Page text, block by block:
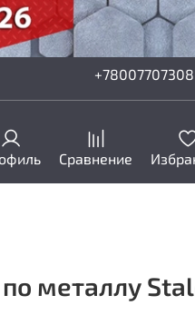
+78007707308
Сравнение
металлу